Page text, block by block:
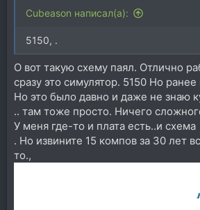
Cubeason написал(а):
5150, .
О вот такую схему паял. Отлично
сразу это симулятор. 5150 Но
Но это было давно и даже не знаю
.. там тоже просто. Ничего
У меня где-то и плата есть..и схема
. Но извините 15 компов за 30 лет
то.,